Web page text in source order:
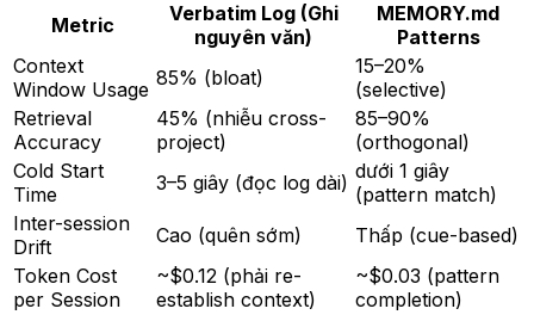
Metric
Verbatim Log (Ghi
nguyên văn)
MEMORY.md
Patterns
Context
Window Usage 85% (bloat)
15–20%
(selective)
Retrieval
Accuracy
45% (nhiễu cross-
project)
85–90%
(orthogonal)
Cold Start
Time
3–5 giây (đọc log dài) dưới 1 giây
(pattern match)
Inter-session
Drift
Cao (quên sớm)
Thấp (cue-based)
Token Cost
per Session
~$0.12 (phải re-
establish context)
~$0.03 (pattern
completion)